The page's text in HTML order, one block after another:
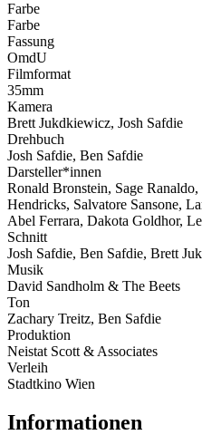
Farbe
Farbe
Fassung
OmdU
Filmformat
35mm
Kamera
Brett Jukdkiewicz, Josh Safdie
Drehbuch
Josh Safdie, Ben Safdie
Darsteller*innen
Ronald Bronstein, Sage
Hendricks, Salvatore Sansone,
Abel Ferrara, Dakota Goldhor,
Schnitt
Josh Safdie, Ben Safdie, Brett
Musik
David Sandholm & The Beets
Ton
Zachary Treitz, Ben Safdie
Produktion
Neistat Scott & Associates
Verleih
Stadtkino Wien
Informationen